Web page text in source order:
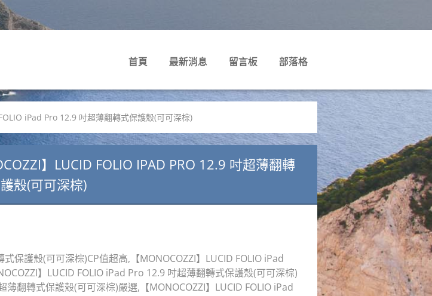
首頁 最新消息 留言板 部落格
iPad Pro 12.9 吋超薄翻轉式保護殼(可可深棕)
】LUCID FOLIO IPAD PRO 12.9 吋超薄翻轉
殼(可可深棕)
保護殼(可可深棕)CP值超高,【MONOCOZZI】LUCID FOLIO iPad
】LUCID FOLIO iPad Pro 12.9 吋超薄翻轉式保護殼(可可深棕)
翻轉式保護殼(可可深棕)嚴選,【MONOCOZZI】LUCID FOLIO iPad